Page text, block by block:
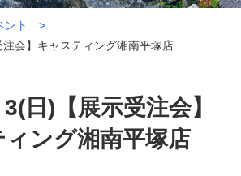
ント
会】キャスティング湘南平塚店
日)【展示受注会】
ング湘南平塚店